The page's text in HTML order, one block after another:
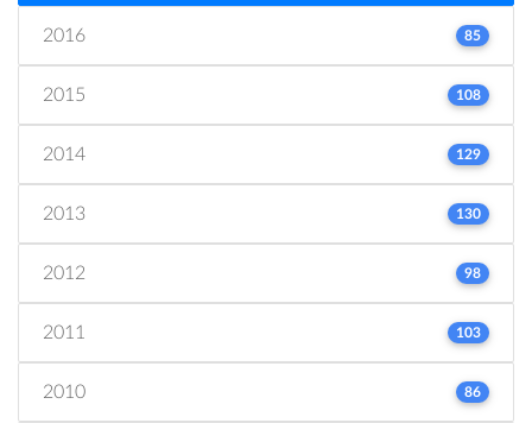
2016 85
2015 108
2014 129
2013 130
2012 98
2011 103
2010 86